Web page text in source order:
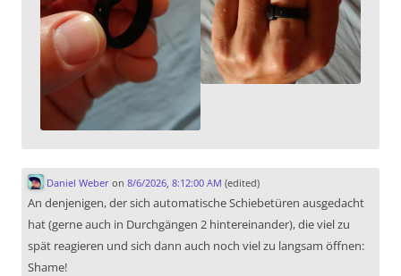
Daniel Weberon 8/6/2026, 8:12:00 AM (edited)
An denjenigen, der sich automatische Schiebetüren ausgedacht
hat (gerne auch in Durchgängen 2 hintereinander), die viel zu
spät reagieren und sich dann auch noch viel zu langsam öffnen:
Shame!